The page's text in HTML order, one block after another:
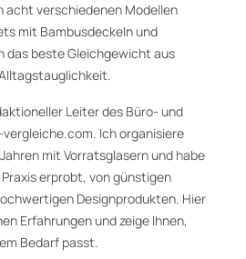
acht verschiedenen Modellen
mit Bambusdeckeln und
das beste Gleichgewicht aus
Leiter des Büro- und
Ich organisiere
mit Vorratsglasern und habe
erprobt, von günstigen
Designprodukten. Hier
Erfahrungen und zeige Ihnen,
Bedarf passt.